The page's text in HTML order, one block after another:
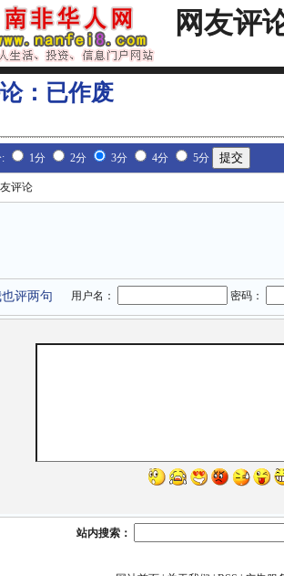
网友评
： 已作废
1分 2分 3分 4分 5分
评论
评两句 用户名： 密码：
站内搜索：